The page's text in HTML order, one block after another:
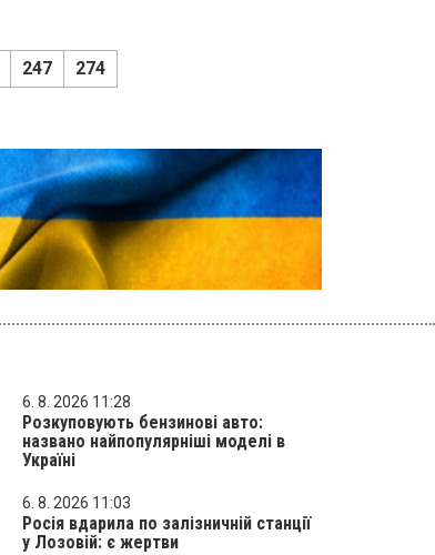
247 274
6. 8. 2026 11:28
Розкуповують бензинові авто:
названо найпопулярніші моделі в
Україні
6. 8. 2026 11:03
Росія вдарила по залізничній станції
у Лозовій: є жертви